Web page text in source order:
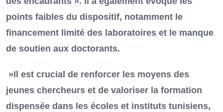
points faibles du dispositif, notamment le
financement limité des laboratoires et le manque
de soutien aux doctorants.
»Il est crucial de renforcer les moyens des
jeunes chercheurs et de valoriser la formation
dispensée dans les écoles et instituts tunisiens,